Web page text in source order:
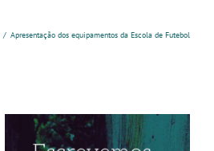
/ Apresentação dos equipamentos da Escola de Futebol